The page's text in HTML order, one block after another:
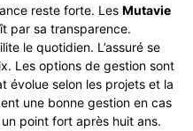
reste forte. Les Mutavie
par sa transparence.
le quotidien. L’assuré se
Les options de gestion sont
évolue selon les projets et la
une bonne gestion en cas
point fort après huit ans.